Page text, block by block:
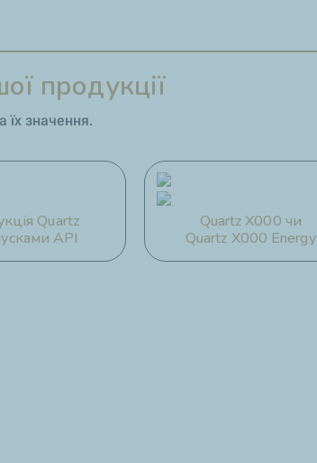
продукції
їх значення.
Quartz
API
Quartz X000 чи
Quartz X000 Energy